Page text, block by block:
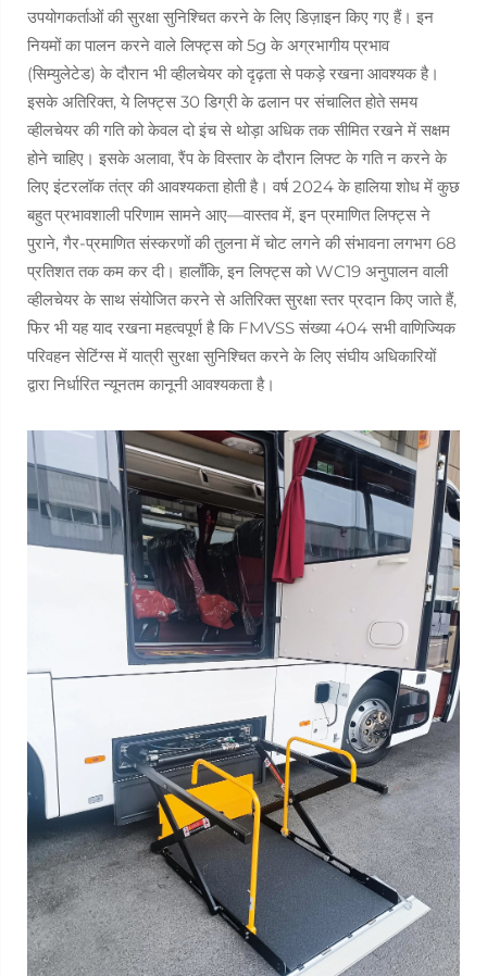
उपयोगकर्ताओं की सुरक्षा सुनिश्चित करने के लिए डिज़ाइन किए गए हैं। इन
नियमों का पालन करने वाले लिफ्ट्स को 5g के अग्रभागीय प्रभाव
(सिम्युलेटेड) के दौरान भी व्हीलचेयर को दृढ़ता से पकड़े रखना आवश्यक है।
इसके अतिरिक्त, ये लिफ्ट्स 30 डिग्री के ढलान पर संचालित होते समय
व्हीलचेयर की गति को केवल दो इंच से थोड़ा अधिक तक सीमित रखने में सक्षम
होने चाहिए। इसके अलावा, रैंप के विस्तार के दौरान लिफ्ट के गति न करने के
लिए इंटरलॉक तंत्र की आवश्यकता होती है। वर्ष 2024 के हालिया शोध में कुछ
बहुत प्रभावशाली परिणाम सामने आए—वास्तव में, इन प्रमाणित लिफ्ट्स ने
पुराने, गैर-प्रमाणित संस्करणों की तुलना में चोट लगने की संभावना लगभग 68
प्रतिशत तक कम कर दी। हालाँकि, इन लिफ्ट्स को WC19 अनुपालन वाली
व्हीलचेयर के साथ संयोजित करने से अतिरिक्त सुरक्षा स्तर प्रदान किए जाते हैं,
फिर भी यह याद रखना महत्वपूर्ण है कि FMVSS संख्या 404 सभी वाणिज्यिक
परिवहन सेटिंग्स में यात्री सुरक्षा सुनिश्चित करने के लिए संघीय अधिकारियों
द्वारा निर्धारित न्यूनतम कानूनी आवश्यकता है।